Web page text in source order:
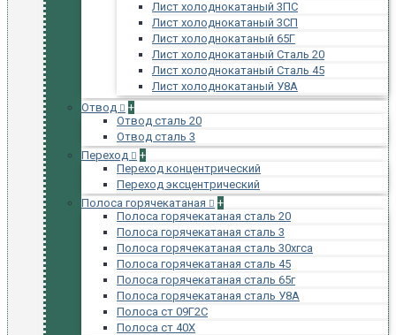
Лист холоднокатаный 3ПС
Лист холоднокатаный 3СП
Лист холоднокатаный 65Г
Лист холоднокатаный Сталь 20
Лист холоднокатаный Сталь 45
Лист холоднокатаный У8А
Отвод
+
Отвод сталь 20
Отвод сталь 3
Переход
+
Переход концентрический
Переход эксцентрический
Полоса горячекатаная
+
Полоса горячекатаная сталь 20
Полоса горячекатаная сталь 3
Полоса горячекатаная сталь 30хгса
Полоса горячекатаная сталь 45
Полоса горячекатаная сталь 65г
Полоса горячекатаная сталь У8А
Полоса ст 09Г2С
Полоса ст 40Х